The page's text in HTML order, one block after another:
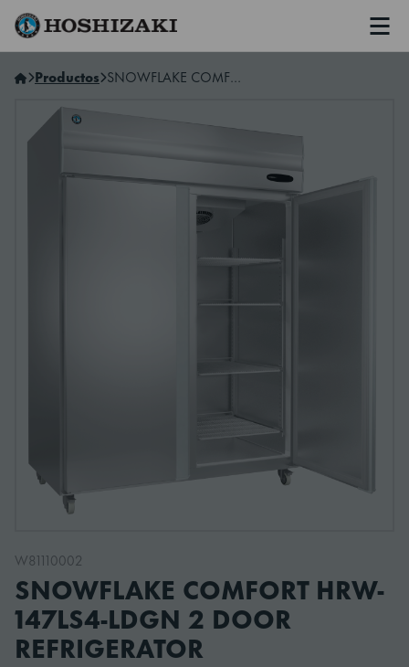
Hoshizaki Spain
Productos SNOWFLAKE COMFORT HRW-147LS4-LDGN 2 door refrigerator
W81110002
SNOWFLAKE COMFORT HRW-
147LS4-LDGN 2 DOOR
REFRIGERATOR